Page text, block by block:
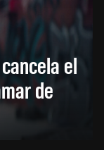
el
de